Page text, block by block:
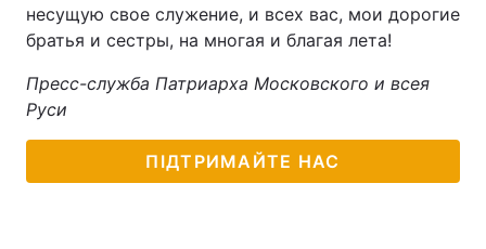
несущую свое служение, и всех вас, мои дорогие
братья и сестры, на многая и благая лета!
Пресс-служба Патриарха Московского и всея
Руси
ПІДТРИМАЙТЕ НАС